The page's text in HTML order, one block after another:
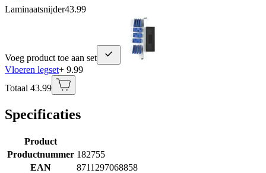
Laminaatsnijder43.99
Voeg product toe aan set
Vloeren legset+ 9.99
Totaal 43.99
Specificaties
Product
Productnummer 182755
EAN
8711297068858